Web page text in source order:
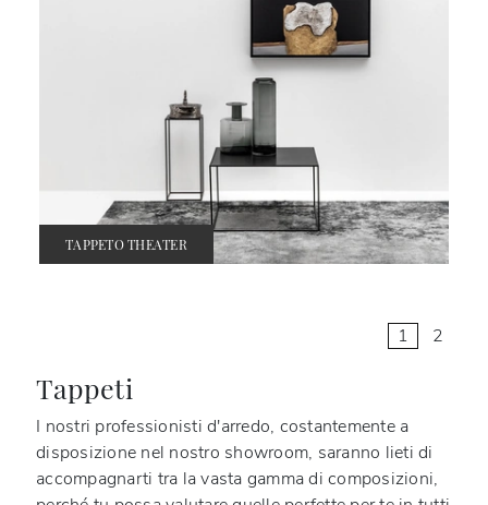
TAPPETO THEATER
1 2
Tappeti
I nostri professionisti d'arredo, costantemente a
disposizione nel nostro showroom, saranno lieti di
accompagnarti tra la vasta gamma di composizioni,